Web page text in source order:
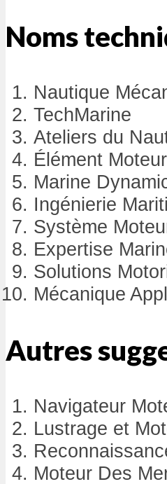
Noms
Nautique
TechMarine
Ateliers du
Élément Moteur
Marine
Ingénierie
Système
Expertise
Solutions
Mécanique
Autres
Navigateur
Lustrage et
Moteur Des